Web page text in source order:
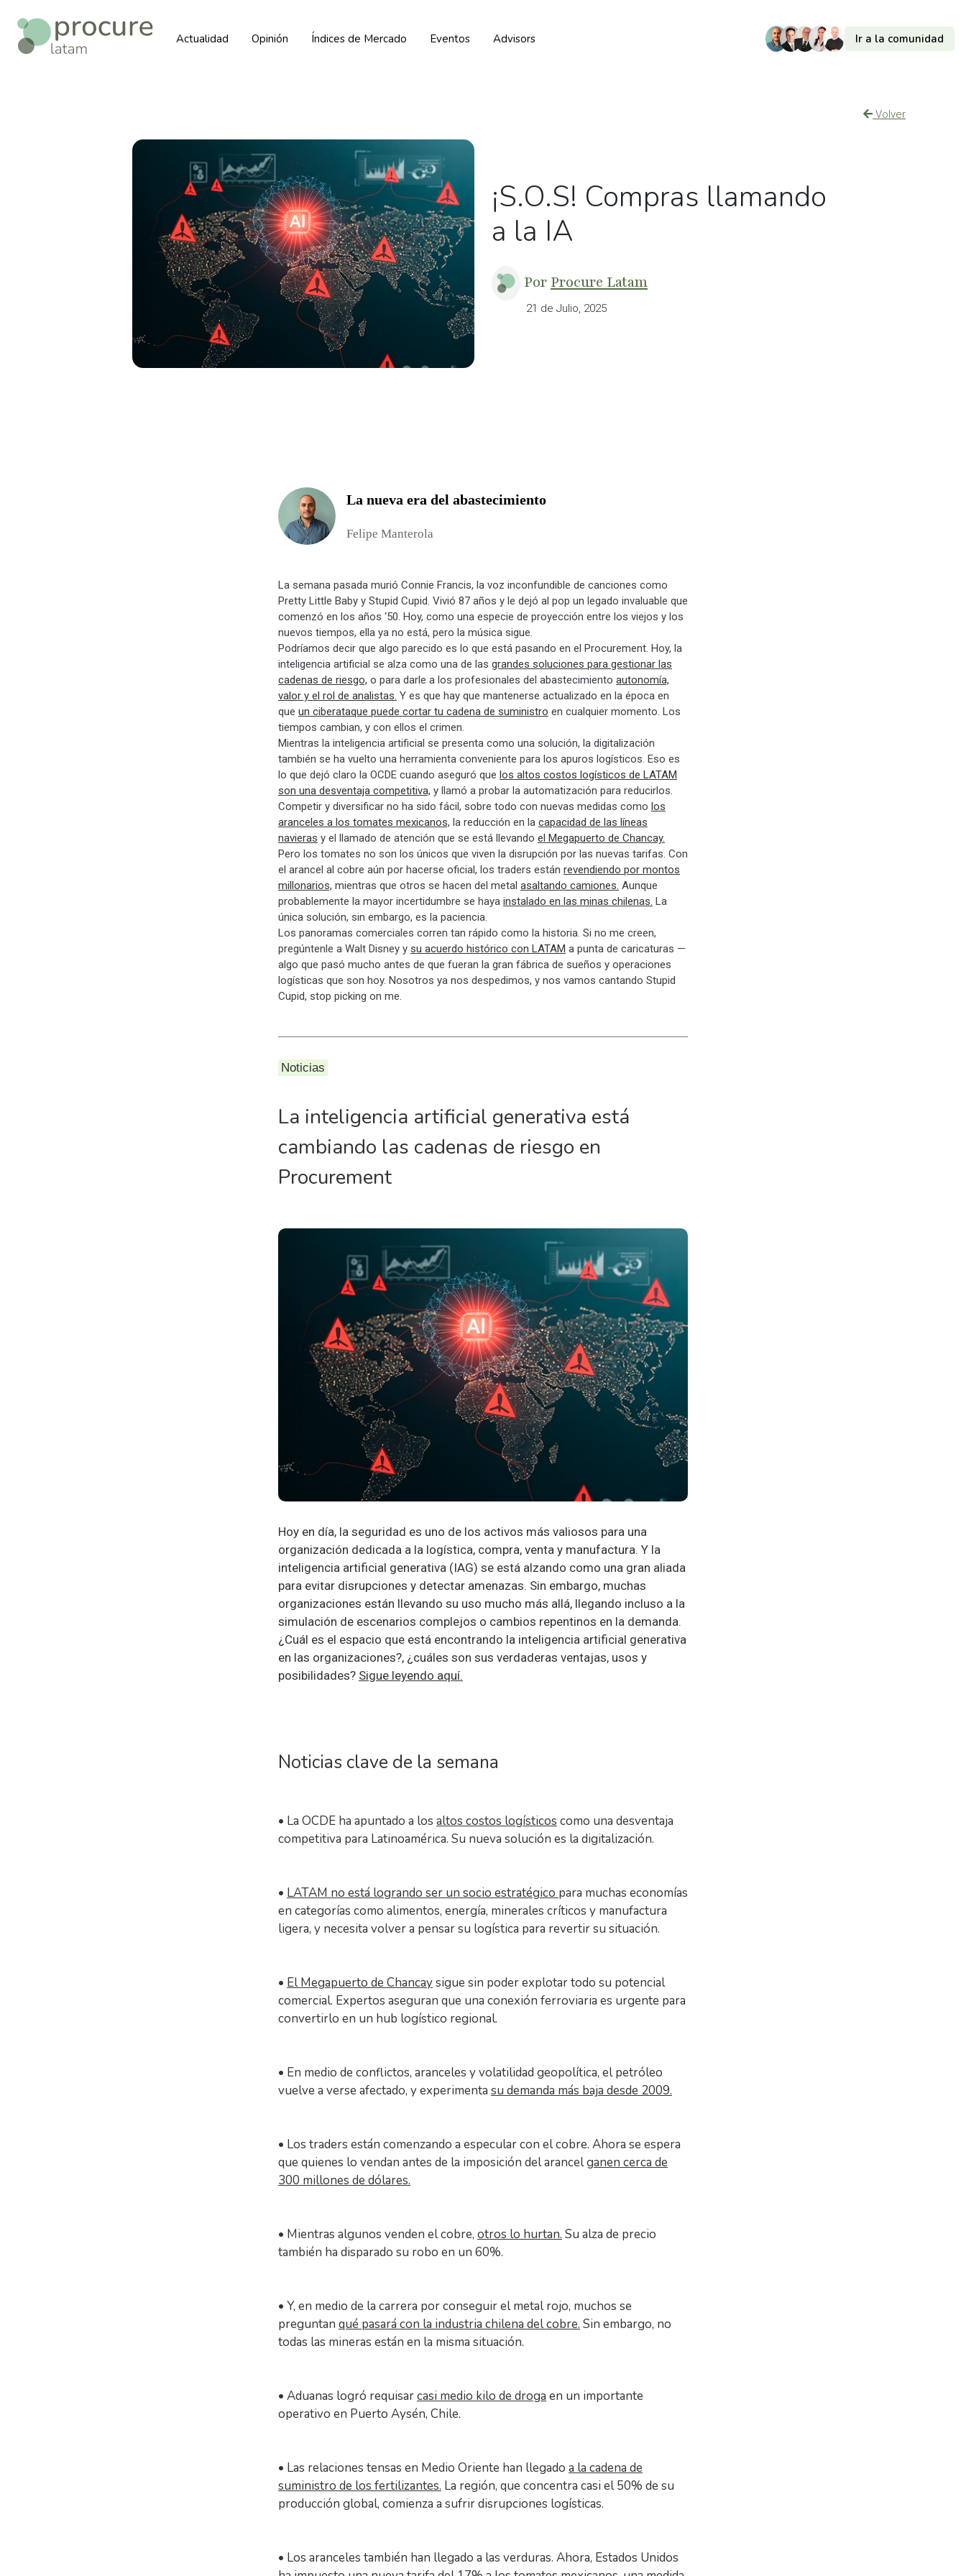
Actualidad Opinión Índices de Mercado Eventos Advisors Ir a la comunidad
Volver
¡S.O.S! Compras llamando
a la IA
Por Procure Latam
21 de Julio, 2025
La nueva era del abastecimiento
Felipe Manterola
La semana pasada murió Connie Francis, la voz inconfundible de canciones como
Pretty Little Baby y Stupid Cupid. Vivió 87 años y le dejó al pop un legado invaluable que
comenzó en los años ‘50. Hoy, como una especie de proyección entre los viejos y los
nuevos tiempos, ella ya no está, pero la música sigue.
Podríamos decir que algo parecido es lo que está pasando en el Procurement. Hoy, la
inteligencia artificial se alza como una de las grandes soluciones para gestionar las
cadenas de riesgo, o para darle a los profesionales del abastecimiento autonomía,
valor y el rol de analistas. Y es que hay que mantenerse actualizado en la época en
que un ciberataque puede cortar tu cadena de suministro en cualquier momento. Los
tiempos cambian, y con ellos el crimen.
Mientras la inteligencia artificial se presenta como una solución, la digitalización
también se ha vuelto una herramienta conveniente para los apuros logísticos. Eso es
lo que dejó claro la OCDE cuando aseguró que los altos costos logísticos de LATAM
son una desventaja competitiva, y llamó a probar la automatización para reducirlos.
Competir y diversificar no ha sido fácil, sobre todo con nuevas medidas como los
aranceles a los tomates mexicanos, la reducción en la capacidad de las líneas
navieras y el llamado de atención que se está llevando el Megapuerto de Chancay.
Pero los tomates no son los únicos que viven la disrupción por las nuevas tarifas. Con
el arancel al cobre aún por hacerse oficial, los traders están revendiendo por montos
millonarios, mientras que otros se hacen del metal asaltando camiones. Aunque
probablemente la mayor incertidumbre se haya instalado en las minas chilenas. La
única solución, sin embargo, es la paciencia.
Los panoramas comerciales corren tan rápido como la historia. Si no me creen,
pregúntenle a Walt Disney y su acuerdo histórico con LATAM a punta de caricaturas —
algo que pasó mucho antes de que fueran la gran fábrica de sueños y operaciones
logísticas que son hoy. Nosotros ya nos despedimos, y nos vamos cantando Stupid
Cupid, stop picking on me.
Noticias
La inteligencia artificial generativa está
cambiando las cadenas de riesgo en
Procurement
Hoy en día, la seguridad es uno de los activos más valiosos para una
organización dedicada a la logística, compra, venta y manufactura. Y la
inteligencia artificial generativa (IAG) se está alzando como una gran aliada
para evitar disrupciones y detectar amenazas. Sin embargo, muchas
organizaciones están llevando su uso mucho más allá, llegando incluso a la
simulación de escenarios complejos o cambios repentinos en la demanda.
¿Cuál es el espacio que está encontrando la inteligencia artificial generativa
en las organizaciones?, ¿cuáles son sus verdaderas ventajas, usos y
posibilidades? Sigue leyendo aquí.
Noticias clave de la semana
• La OCDE ha apuntado a los altos costos logísticos como una desventaja
competitiva para Latinoamérica. Su nueva solución es la digitalización.
• LATAM no está logrando ser un socio estratégico para muchas economías
en categorías como alimentos, energía, minerales críticos y manufactura
ligera, y necesita volver a pensar su logística para revertir su situación.
• El Megapuerto de Chancaysigue sin poder explotar todo su potencial
comercial. Expertos aseguran que una conexión ferroviaria es urgente para
convertirlo en un hub logístico regional.
• En medio de conflictos, aranceles y volatilidad geopolítica, el petróleo
vuelve a verse afectado, y experimenta su demanda más baja desde 2009.
• Los traders están comenzando a especular con el cobre. Ahora se espera
que quienes lo vendan antes de la imposición del arancelganen cerca de
300 millones de dólares.
• Mientras algunos venden el cobre, otros lo hurtan. Su alza de precio
también ha disparado su robo en un 60%.
• Y, en medio de la carrera por conseguir el metal rojo, muchos se
preguntan qué pasará con la industria chilena del cobre. Sin embargo, no
todas las mineras están en la misma situación.
• Aduanas logró requisarcasi medio kilo de droga en un importante
operativo en Puerto Aysén, Chile.
• Las relaciones tensas en Medio Oriente han llegado a la cadena de
suministro de los fertilizantes. La región, que concentra casi el 50% de su
producción global, comienza a sufrir disrupciones logísticas.
• Los aranceles también han llegado a las verduras. Ahora, Estados Unidos